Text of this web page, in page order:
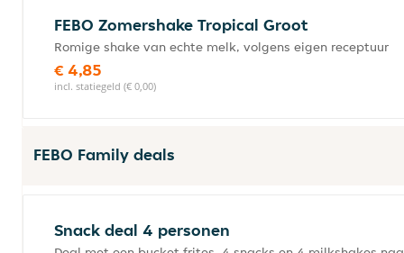
FEBO Zomershake Tropical Groot
Romige shake van echte melk, volgens eigen receptuur
€ 4,85
incl. statiegeld (€ 0,00)
FEBO Family deals
Snack deal 4 personen